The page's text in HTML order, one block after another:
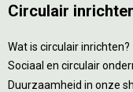
Circulair
Wat is circulair inrichten?
Sociaal en circulair
Duurzaamheid in onze